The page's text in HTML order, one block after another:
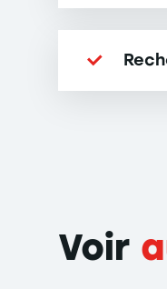
Voir